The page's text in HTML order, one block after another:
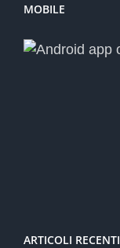
MOBILE
ARTICOLI RECENTI